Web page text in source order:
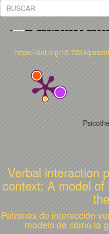
https://doi.org/10.7334/
Verbal interaction
context: A model
Patrones de interacción
modelo de cómo la